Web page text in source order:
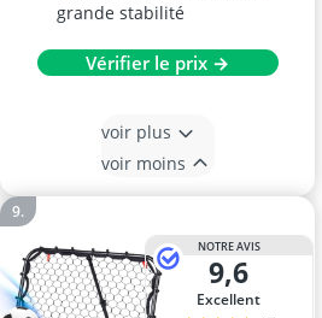
grande stabilité
Vérifier le prix →
voir plus
voir moins
NOTRE AVIS
9,6
Excellent